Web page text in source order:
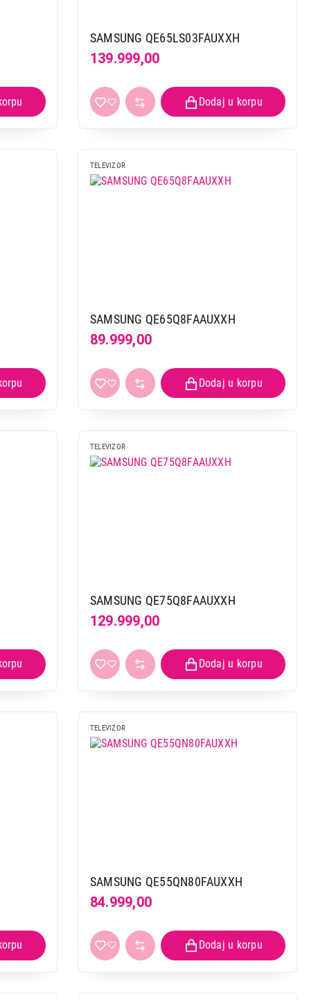
SAMSUNG QE65LS03FAUXXH
139.999,00
TELEVIZOR
SAMSUNG QE65Q8FAAUXXH
89.999,00
TELEVIZOR
SAMSUNG QE75Q8FAAUXXH
129.999,00
TELEVIZOR
SAMSUNG QE55QN80FAUXXH
84.999,00